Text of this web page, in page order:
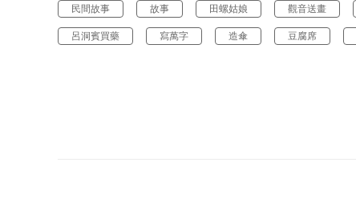
民間故事 故事 田螺姑娘 觀音送畫
呂洞賓買藥 寫萬字 造傘 豆腐席